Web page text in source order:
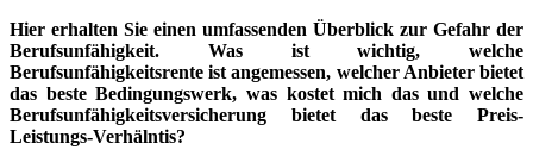
Hier erhalten Sie einen umfassenden Überblick zur Gefahr der
Berufsunfähigkeit. Was ist wichtig, welche
Berufsunfähigkeitsrente ist angemessen, welcher Anbieter bietet
das beste Bedingungswerk, was kostet mich dasund welche
Berufsunfähigkeitsversicherung bietet das beste Preis-
Leistungs-Verhälntis?